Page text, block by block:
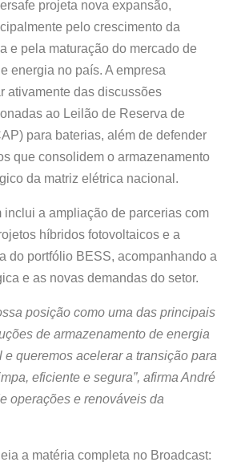
projeta nova expansão,
pelo crescimento da
e pela maturação do mercado de
energia no país. A empresa
ativamente das discussões
ao Leilão de Reserva de
para baterias, além de defender
que consolidem o armazenamento
da matriz elétrica nacional.
inclui a ampliação de parcerias com
híbridos fotovoltaicos e a
do portfólio BESS, acompanhando a
e as novas demandas do setor.
posição como uma das principais
de armazenamento de energia
e queremos acelerar a transição para
eficiente e segura”, afirma André
operações e renováveis da
a matéria completa no Broadcast: